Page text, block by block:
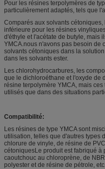
Pour les résines terpolymères de
particulièrement adaptés, tels que
Comparés aux solvants
inférieure pour les résines
d'éthyle et l'acétate de butyle, mais
YMCA.nous n'avons pas besoin de
solvants cétoniques dans la
dans les solvants ester.
Les chlorohydrocarbures, les
que le dichloroéthane et l'oxyde de
résine terpolymère YMCA, mais
utilisés que dans des situations
Compatibilité:
Les résines de type YMCA sont
utilisation, telles que d'autres types
chlorure de vinyle, de résine de
cétoniquesLe produit est fabriqué à
caoutchouc au chloroprène, de
polyester et de résine de pétrole,